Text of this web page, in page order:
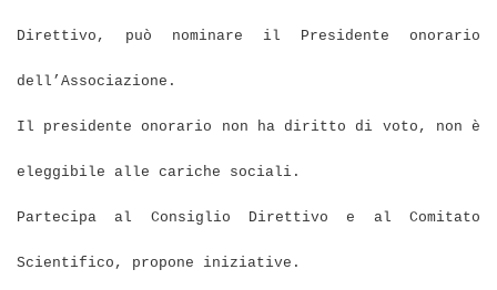
Direttivo, può nominare il Presidente onorario
dell’Associazione.
Il presidente onorario non ha diritto di voto, non è
eleggibile alle cariche sociali.
Partecipa al Consiglio Direttivo e al Comitato
Scientifico, propone iniziative.